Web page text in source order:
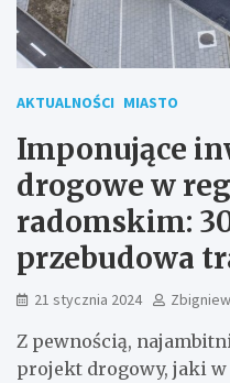
AKTUALNOŚCI MIASTO
Imponujące
drogowe w
radomskim:
przebudowa
21 stycznia 2024
Z pewnością,
projekt drogowy, jaki